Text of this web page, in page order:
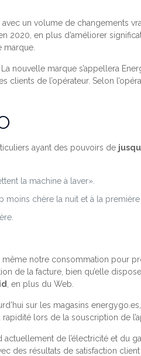
un volume de changements
2020, en plus d’améliorer
marque.
nouvelle marque s’appellera
clients de l’opérateur. Selon
ayant des pouvoirs de
la machine à laver».
chère la nuit et à la première
notre consommation pour
de la facture, bien qu’elle
, en plus du Web.
sur les magasins
lors de la souscription de
actuellement de l’électricité et du
des résultats de satisfaction